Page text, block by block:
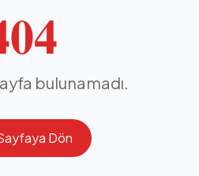
bulunamadı.
Dön